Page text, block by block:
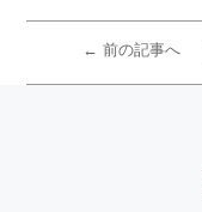
← 前の記事へ